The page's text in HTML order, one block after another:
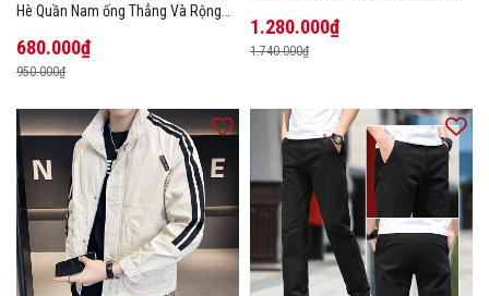
Hè Quần Nam ống Thẳng Và Rộng
680.000₫
950.000₫
1.280.000₫
1.740.000₫